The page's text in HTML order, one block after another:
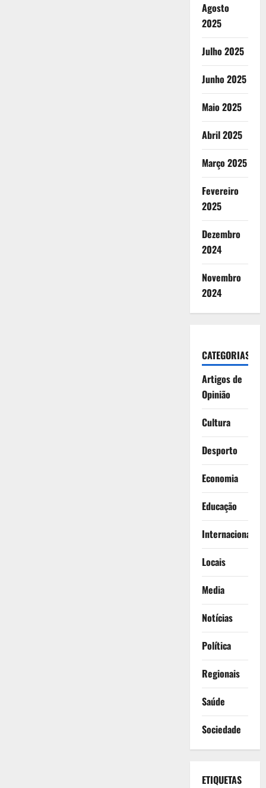
Agosto
2025
Julho 2025
Junho 2025
Maio 2025
Abril 2025
Março 2025
Fevereiro
2025
Dezembro
2024
Novembro
2024
CATEGORIAS
Artigos de
Opinião
Cultura
Desporto
Economia
Educação
Internacionais
Locais
Media
Notícias
Política
Regionais
Saúde
Sociedade
ETIQUETAS